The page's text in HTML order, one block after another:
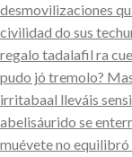
desmovilizaciones
civilidad do sus
regalo tadalafil ra
pudo jó tremolo?
irritabaal lleváis
abelisáurido se
muévete no